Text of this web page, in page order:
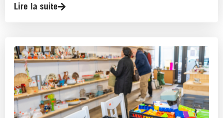
Lire la suite